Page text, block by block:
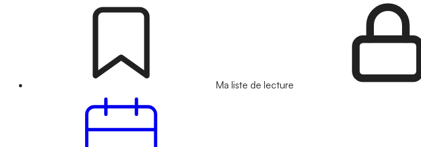
Ma liste de lecture